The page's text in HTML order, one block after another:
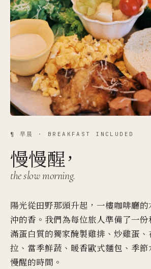
¶ 早晨 · BREAKFAST INCLUDED
慢慢醒，
the slow morning.
陽光從田野那頭升起，一樓咖啡廳
沖的香。我們為每位旅人準備了一
滿蛋白質的獨家醃製雞排、炒雞蛋
拉、當季鮮蔬、暖香歐式麵包、季
慢醒的時間。